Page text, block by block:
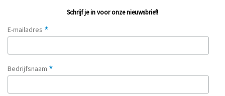
Schrijf je in voor onze nieuwsbrief!
E-mailadres *
Bedrijfsnaam *